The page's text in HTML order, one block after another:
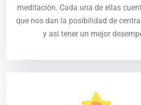
meditación. Cada una de ellas
que nos dan la posibilidad de
y así tener un mejor